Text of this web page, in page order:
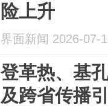
险上升
界面新闻 2026-07-
登革热、基
及跨省传播